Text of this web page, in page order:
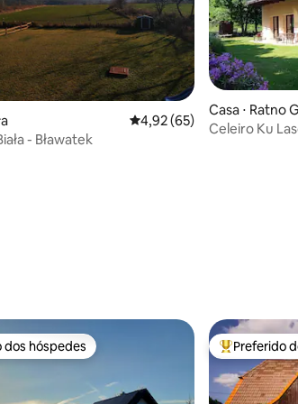
de 5, 18 avaliações
4,92 de uma avaliação
4,92 (65)
- Bławatek
Casa ⋅ Ratno
Celeiro Ku
dos hóspedes
dos hóspedes Entre os
Preferido